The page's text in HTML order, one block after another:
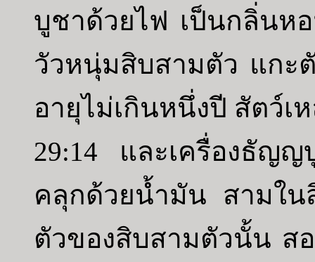
บูชาด้วยไฟ เป็นกลิ่นห
วัวหนุ่มสิบสามตัว แกะ
อายุไม่เกินหนึ่งปี สัตว์เ
29:14 และเครื่องธัญ
คลุกด้วยน้ำมัน สามใน
ตัวของสิบสามตัวนั้น ส